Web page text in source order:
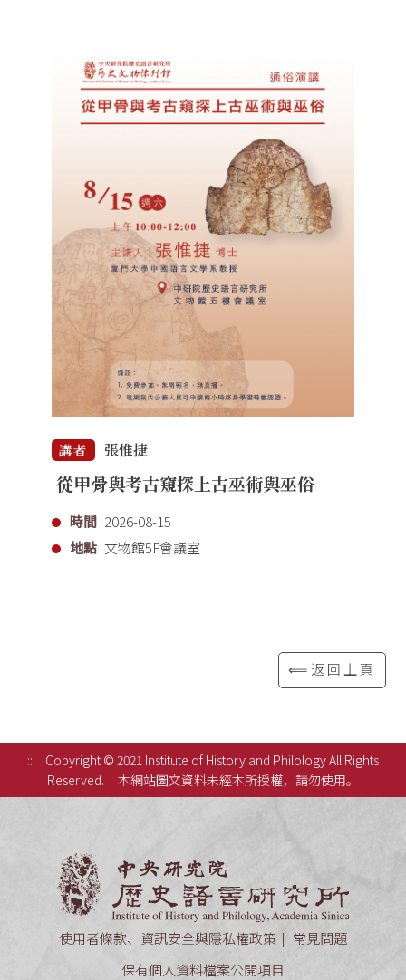
講者 張惟捷
從甲骨與考古窺探上古巫術與巫俗
時間 2026-08-15
地點 文物館5F會議室
⟸返回上頁
:::
Copyright © 2021 Institute of History and Philology All Rights
Reserved.
本網站圖文資料未經本所授權，請勿使用。
使用者條款、資訊安全與隱私權政策
常見問題
保有個人資料檔案公開項目